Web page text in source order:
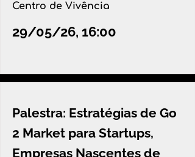
Centro de Vivência
29/05/26, 16:00
Palestra: Estratégias de Go
2 Market para Startups,
Empresas Nascentes de